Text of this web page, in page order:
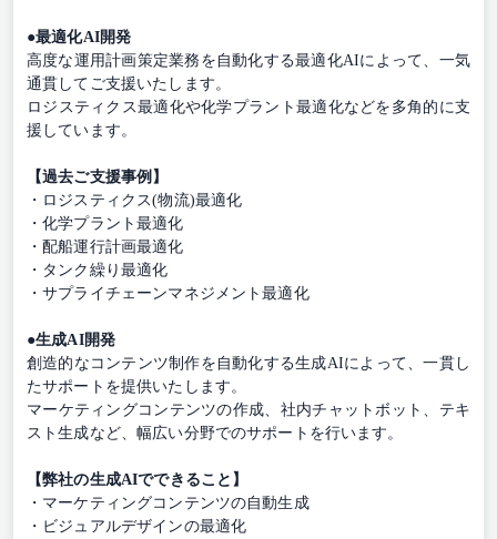
●最適化AI開発
高度な運用計画策定業務を自動化する最適化AIによって、一気
通貫してご支援いたします。
ロジスティクス最適化や化学プラント最適化などを多角的に支
援しています。
【過去ご支援事例】
・ロジスティクス(物流)最適化
・化学プラント最適化
・配船運行計画最適化
・タンク繰り最適化
・サプライチェーンマネジメント最適化
●生成AI開発
創造的なコンテンツ制作を自動化する生成AIによって、一貫し
たサポートを提供いたします。
マーケティングコンテンツの作成、社内チャットボット、テキ
スト生成など、幅広い分野でのサポートを行います。
【弊社の生成AIでできること】
・マーケティングコンテンツの自動生成
・ビジュアルデザインの最適化